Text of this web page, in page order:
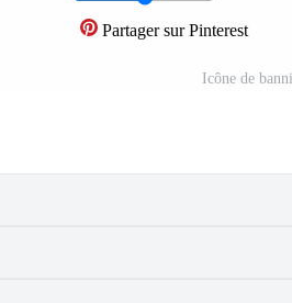
Partager sur Pinterest
Icône de